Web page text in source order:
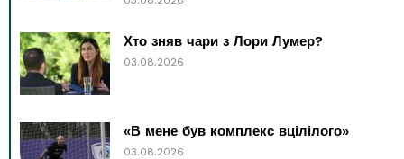
Хто зняв чари з Лори Лумер?
03.08.2026
«В мене був комплекс вцілілого»
03.08.2026